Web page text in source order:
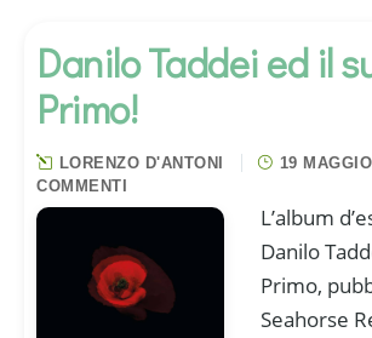
Danilo Taddei ed il
Primo!
LORENZO D'ANTONI 19
COMMENTI
L’album
Danilo
Primo,
Seahorse